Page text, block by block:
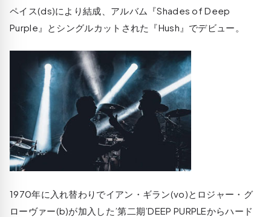
ペイス(ds)により結成、アルバム『Shades of Deep
Purple』とシングルカットされた『Hush』でデビュー。
1970年に入れ替わりでイアン・ギラン(vo)とロジャー・グ
ローヴァー(b)が加入した’第二期’DEEP PURPLEからハード